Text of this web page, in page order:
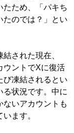
たため、「パキち
たのでは？」とい
された現在、
ウントでXに復活
び凍結されるとい
る状況です。中に
ないアカウントも
ます。